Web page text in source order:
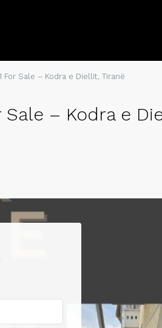
For Sale – Kodra e Diellit, Tiranë
– Kodra e